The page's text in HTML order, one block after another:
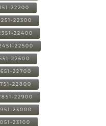
22200
22300
22400
22500
22600
22700
22800
22900
23000
23100